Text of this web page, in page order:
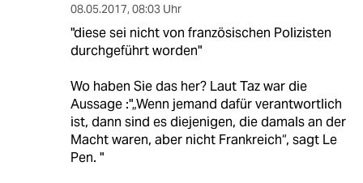
08.05.2017, 08:03 Uhr
"diese sei nicht von französischen Polizisten
durchgeführt worden"
Wo haben Sie das her? Laut Taz war die
Aussage :"„Wenn jemand dafür verantwortlich
ist, dann sind es diejenigen, die damals an der
Macht waren, aber nicht Frankreich“, sagt Le
Pen. "